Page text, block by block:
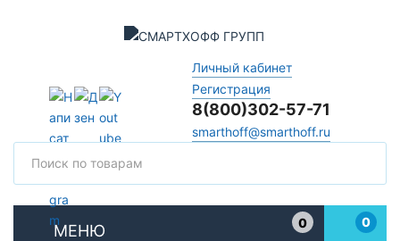
Личный кабинет
Регистрация
8(800)302-57-71
smarthoff@smarthoff.ru
МЕНЮ
0
0